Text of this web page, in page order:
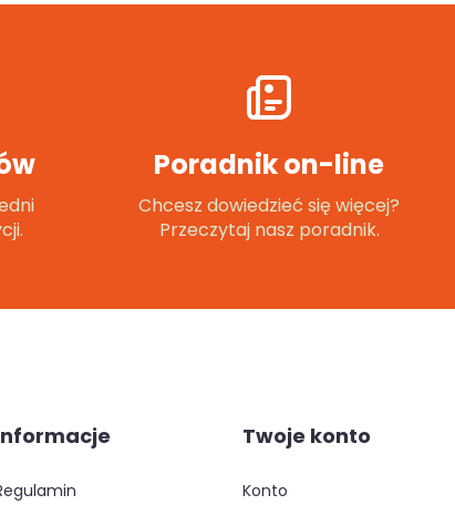
Poradnik on-line
Chcesz dowiedzieć się więcej?
Przeczytaj nasz poradnik.
regulamin
Twoje konto
konto